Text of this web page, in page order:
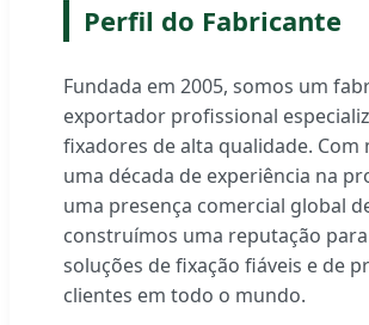
Perfil do Fabricante
Fundada em 2005, somos um
exportador profissional
fixadores de alta qualidade. Com
uma década de experiência na
uma presença comercial global
construímos uma reputação
soluções de fixação fiáveis e de
clientes em todo o mundo.